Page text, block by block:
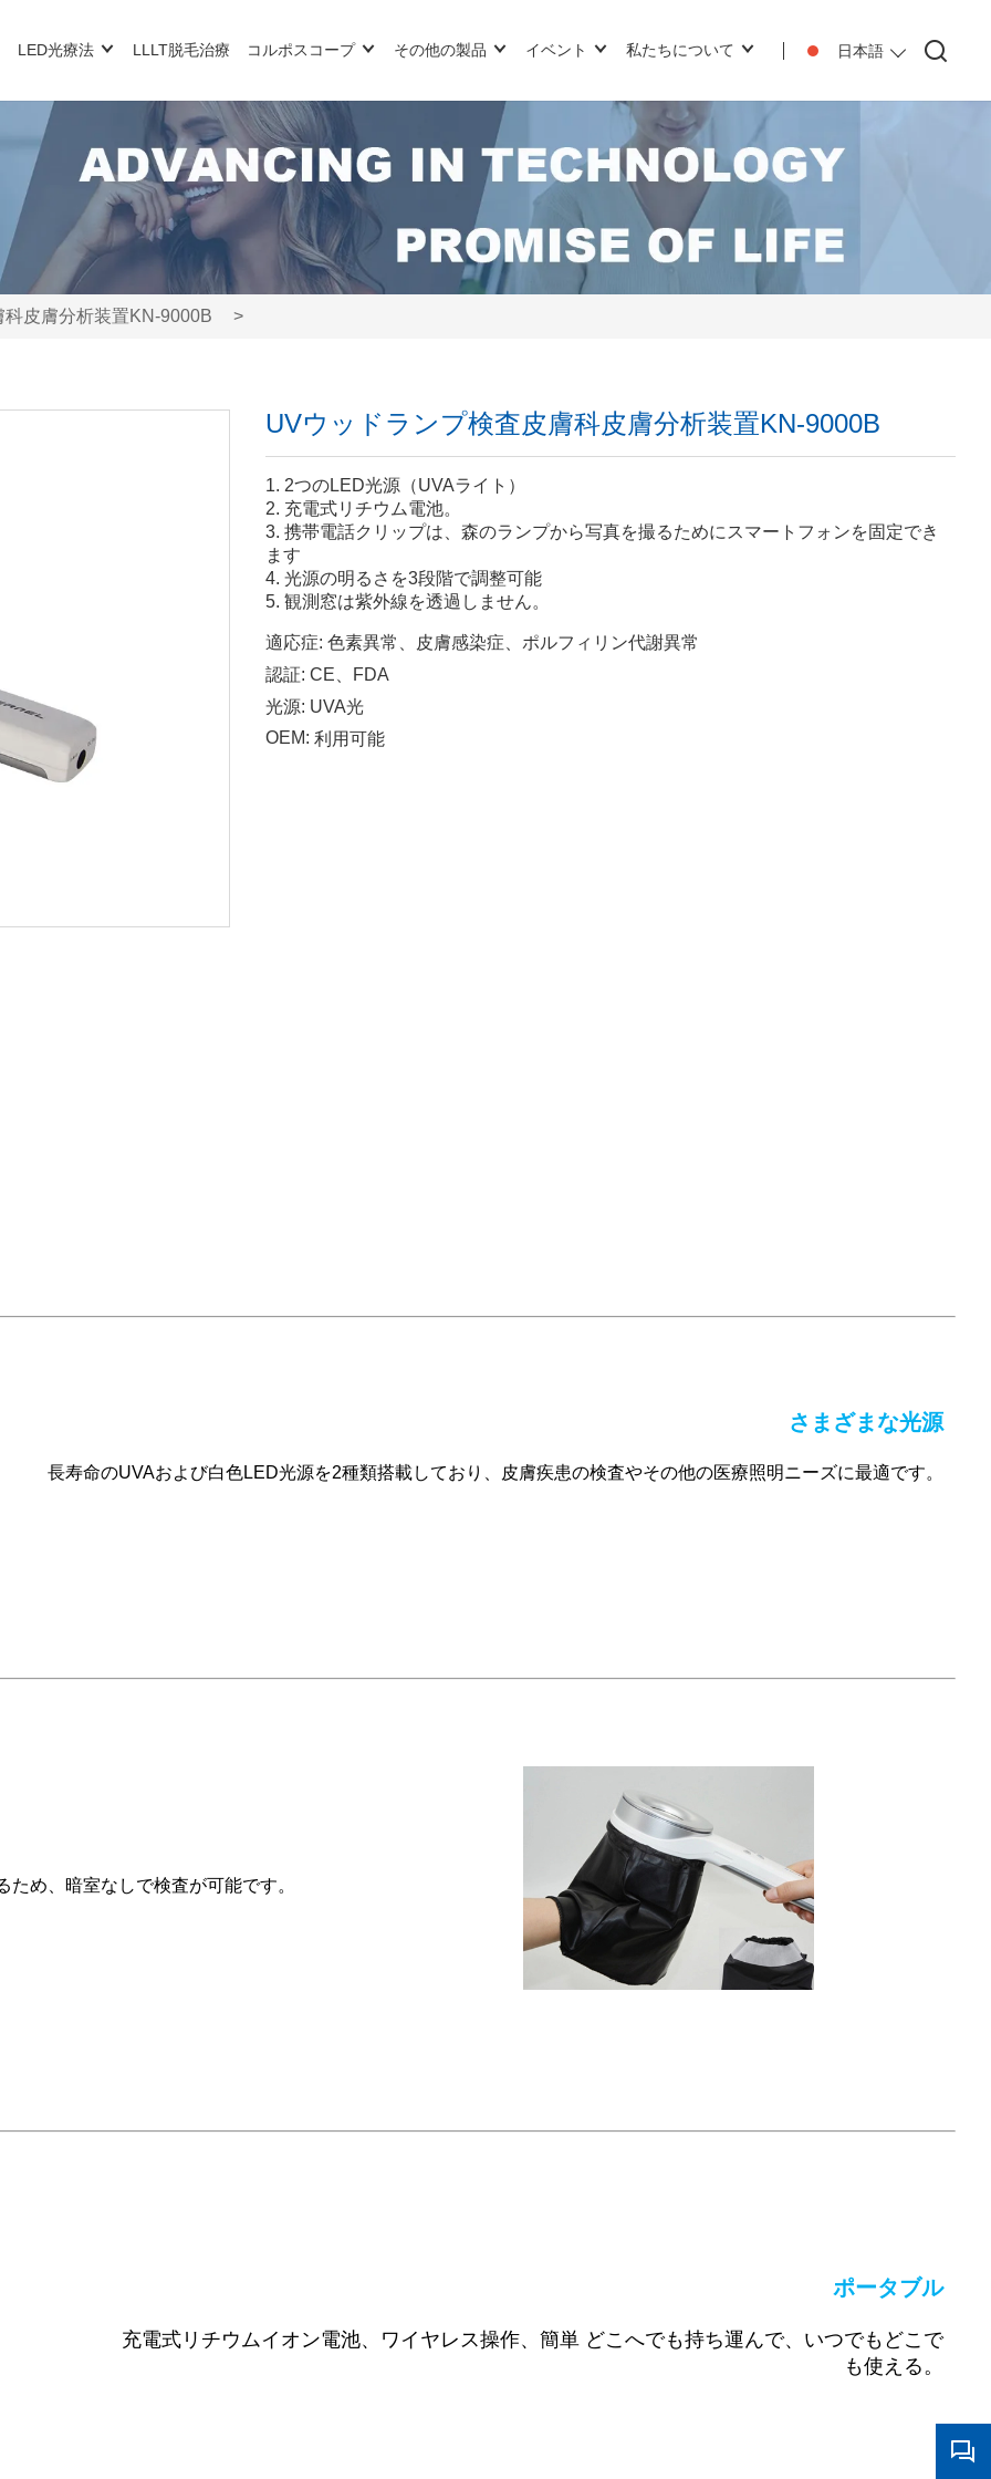
日本語
LED光療法 LLLT脱毛治療 コルポスコープ その他の製品 イベント 私たちについて
皮膚分析装置KN-9000B >
UVウッドランプ検査皮膚科皮膚分析装置KN-9000B
1. 2つのLED光源（UVAライト）
2. 充電式リチウム電池。
3. 携帯電話クリップは、森のランプから写真を撮るためにスマートフォンを固定でき
ます
4. 光源の明るさを3段階で調整可能
5. 観測窓は紫外線を透過しません。
適応症: 色素異常、皮膚感染症、ポルフィリン代謝異常
認証: CE、FDA
光源: UVA光
OEM: 利用可能
さまざまな光源
長寿命のUVAおよび白色LED光源を2種類搭載しており、皮膚疾患の検査やその他の医療照明ニーズに最適です。
め、暗室なしで検査が可能です。
ポータブル
充電式リチウムイオン電池、ワイヤレス操作、簡単 どこへでも持ち運んで、いつでもどこで
も使える。